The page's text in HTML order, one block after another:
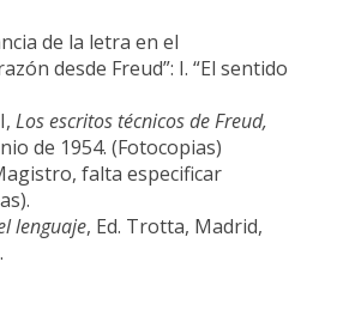
de la letra en el
desde Freud”: I. “El sentido
Los escritos técnicos de Freud,
de 1954. (Fotocopias)
falta especificar
lenguaje, Ed. Trotta, Madrid,